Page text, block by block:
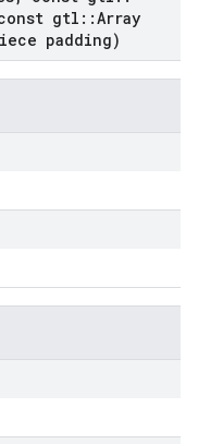
gtl ::Array
padding)